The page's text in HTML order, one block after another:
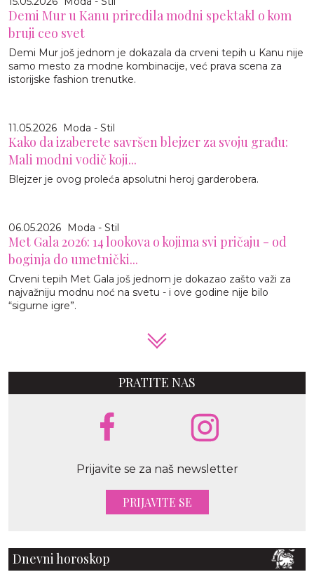
Demi Mur u Kanu priredila modni spektakl o kom
bruji ceo svet
Demi Mur još jednom je dokazala da crveni tepih u Kanu nije
samo mesto za modne kombinacije, već prava scena za
istorijske fashion trenutke.
11.05.2026 Moda - Stil
Kako da izaberete savršen blejzer za svoju građu:
Mali modni vodič koji...
Blejzer je ovog proleća apsolutni heroj garderobera.
06.05.2026 Moda - Stil
Met Gala 2026: 14 lookova o kojima svi pričaju - od
boginja do umetnički...
Crveni tepih Met Gala još jednom je dokazao zašto važi za
najvažniju modnu noć na svetu - i ove godine nije bilo
“sigurne igre”.
PRATITE NAS
Prijavite se za naš newsletter
PRIJAVITE SE
Dnevni horoskop